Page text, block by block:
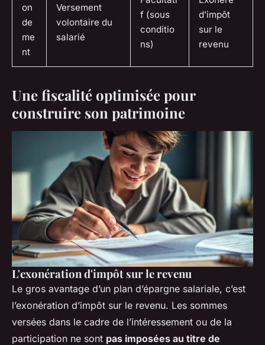
on
de
me
nt
Versement
volontaire du
salarié
f (sous
conditio
ns)
d’impôt
sur le
revenu
Une fiscalité optimisée pour
construire son patrimoine
L'exonération d'impôt sur le revenu
Le gros avantage d’un plan d’épargne salariale, c’est
l’exonération d’impôt sur le revenu. Les sommes
versées dans le cadre de l’intéressement ou de la
participation ne sont pas imposées au titre de